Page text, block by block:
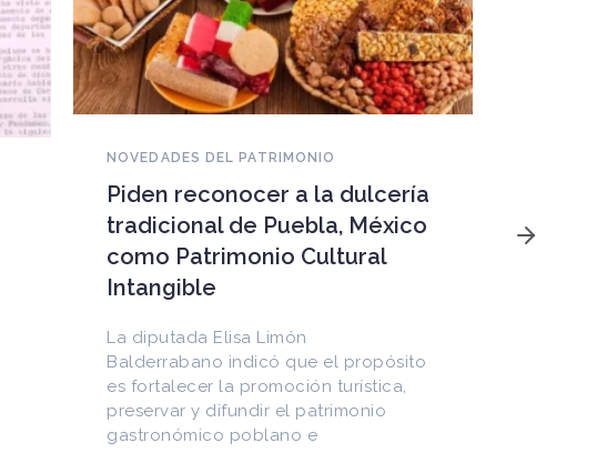
NOVEDADES DEL PATRIMONIO
Piden reconocer a la dulcería
tradicional de Puebla, México
como Patrimonio Cultural
Intangible
La diputada Elisa Limón
Balderrabano indicó que el propósito
es fortalecer la promoción turística,
preservar y difundir el patrimonio
gastronómico poblano e